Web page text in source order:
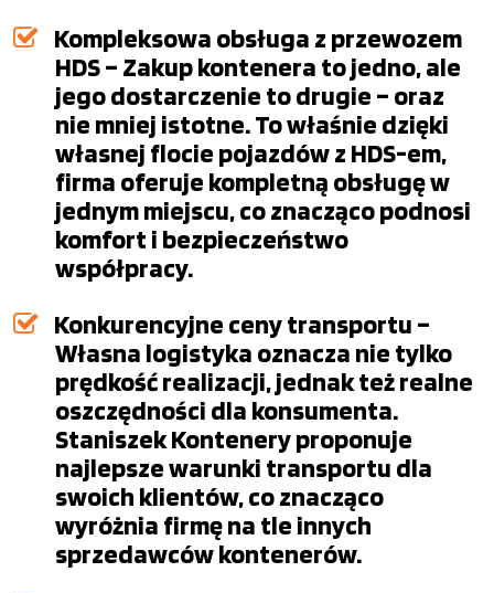
Kompleksowa obsługa z przewozem
HDS – Zakup kontenera to jedno, ale
jego dostarczenie to drugie – oraz
nie mniej istotne. To właśnie dzięki
własnej flocie pojazdów z HDS-em,
firma oferuje kompletną obsługę w
jednym miejscu, co znacząco podnosi
komfort i bezpieczeństwo
współpracy.
Konkurencyjne ceny transportu –
Własna logistyka oznacza nie tylko
prędkość realizacji, jednak też realne
oszczędności dla konsumenta.
Staniszek Kontenery proponuje
najlepsze warunki transportu dla
swoich klientów, co znacząco
wyróżnia firmę na tle innych
sprzedawców kontenerów.